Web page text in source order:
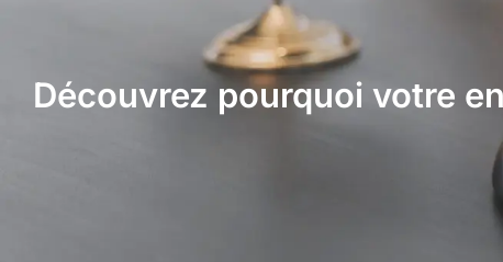
Découvrez pourquoi votre